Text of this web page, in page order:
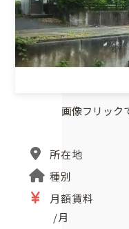
所在地
種別
月額賃料
/月
画像フリック